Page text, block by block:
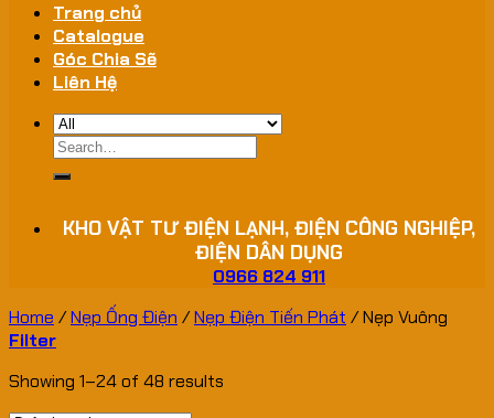
Trang chủ
Catalogue
Góc Chia Sẽ
Liên Hệ
Search
for:
KHO VẬT TƯ ĐIỆN LẠNH, ĐIỆN CÔNG NGHIỆP,
ĐIỆN DÂN DỤNG
0966 824 911
Home /Nẹp Ống Điện /Nẹp Điện Tiến Phát /Nẹp Vuông
Filter
Showing 1–24 of 48 results